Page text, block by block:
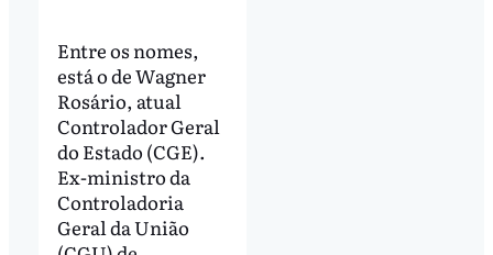
Entre os nomes,
está o de Wagner
Rosário, atual
Controlador Geral
do Estado (CGE).
Ex-ministro da
Controladoria
Geral da União